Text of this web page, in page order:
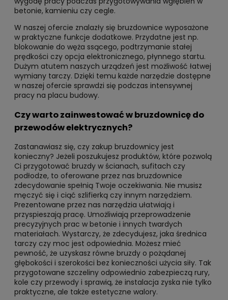
betonie, kamieniu czy cegle.
W naszej ofercie znalazły się bruzdownice wyposażone
w praktyczne funkcje dodatkowe. Przydatne jest np.
blokowanie do węża ssącego, podtrzymanie stałej
prędkości czy opcja elektronicznego, płynnego startu.
Dużym atutem naszych urządzeń jest możliwość łatwej
wymiany tarczy. Dzięki temu każde narzędzie dostępne
w naszej ofercie sprawdzi się podczas intensywnej
pracy na placu budowy.
Czy warto zainwestować w bruzdownicę do
przewodów elektrycznych?
Zastanawiasz się, czy zakup bruzdownicy jest
konieczny? Jeżeli poszukujesz produktów, które pozwolą
Ci przygotować bruzdy w ścianach, sufitach czy
podłodze, to oferowane przez nas bruzdownice
zdecydowanie spełnią Twoje oczekiwania. Nie musisz
męczyć się i ciąć szlifierką czy innym narzędziem.
Prezentowane przez nas narzędzia ułatwiają i
przyspieszają pracę. Umożliwiają przeprowadzenie
precyzyjnych prac w betonie i innych twardych
materiałach. Wystarczy, że zdecydujesz, jaka średnica
tarczy czy moc jest odpowiednia. Możesz mieć
pewność, że uzyskasz równe bruzdy o pożądanej
głębokości i szerokości bez konieczności użycia siły. Tak
przygotowane szczeliny odpowiednio zabezpieczą rury,
kole czy przewody i sprawią, że instalacja zyska nie tylko
praktyczne, ale także estetyczne walory.